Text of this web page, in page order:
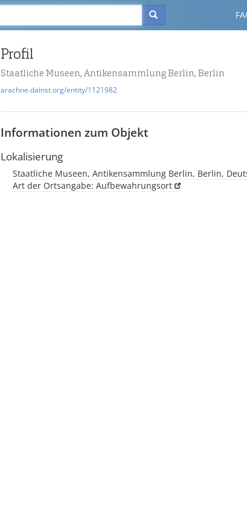
Profil
Staatliche Museen, Antikensammlung Berlin, Berlin
arachne.dainst.org/entity/1121982
Informationen zum Objekt
Lokalisierung
Staatliche Museen, Antikensammlung Berlin, Berlin,
Art der Ortsangabe: Aufbewahrungsort